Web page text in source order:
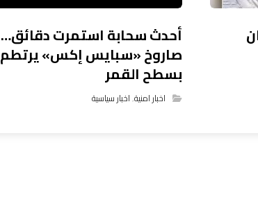
أحدث سحابة استمرت دقائق…
صاروخ «سبايس إكس» يرتطم
بسطح القمر
اخبار امنية,اخبار سياسية